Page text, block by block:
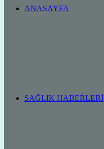
ANASAYFA
SAĞLIK HABERLERI